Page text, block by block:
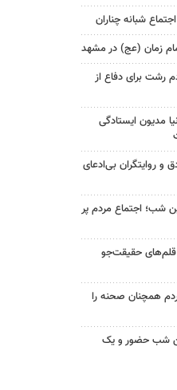
شبانه چناران
زمان (عج) در مشهد
رشت برای دفاع از
مدیون ایستادگی
و روایتگران بی‌ادعای
شب؛ اجتماع مردم پر
قلم‌های حقیقت‌جو
در شب ۱۶۰؛ مردم همچنان صحنه را
شب حضور و یک